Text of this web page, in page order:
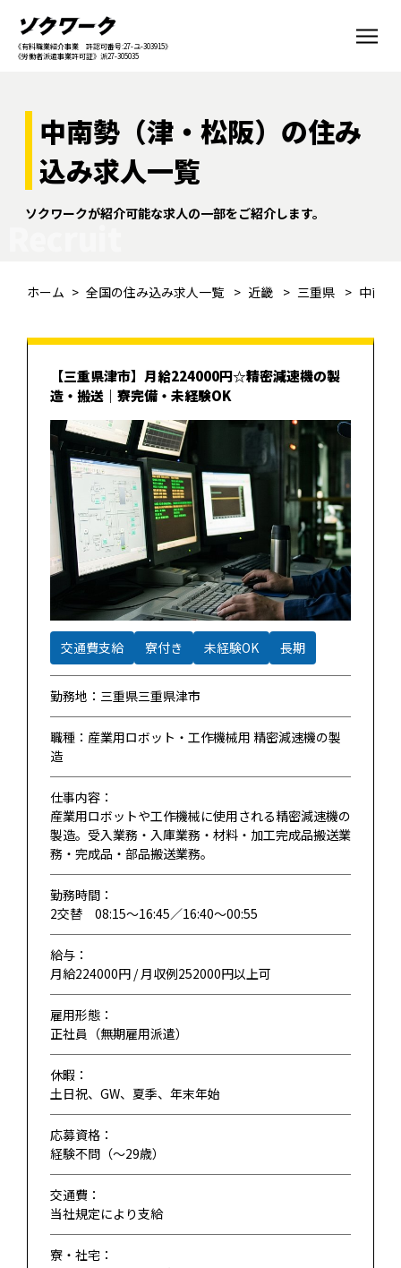
《有料職業紹介事業 許認可番号:27-ユ-303915》
《労働者派遣事業許可証》派27-305035
中南勢（津・松阪）の住み
込み求人一覧
ソクワークが紹介可能な求人の一部をご紹介します。
ホーム 全国の住み込み求人一覧 近畿 三重県 中南
【三重県津市】月給224000円☆精密減速機の製
造・搬送｜寮完備・未経験OK
交通費支給 寮付き 未経験OK 長期
勤務地：三重県三重県津市
職種：産業用ロボット・工作機械用 精密減速機の製
造
仕事内容：
産業用ロボットや工作機械に使用される精密減速機の
製造。受入業務・入庫業務・材料・加工完成品搬送業
務・完成品・部品搬送業務。
勤務時間：
2交替 08:15～16:45／16:40～00:55
給与：
月給224000円 / 月収例252000円以上可
雇用形態：
正社員（無期雇用派遣）
休暇：
土日祝、GW、夏季、年末年始
応募資格：
経験不問（〜29歳）
交通費：
当社規定により支給
寮・社宅：